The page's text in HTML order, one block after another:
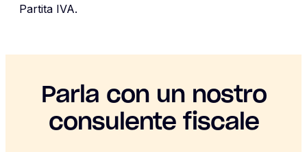
Partita IVA.
Parla con un nostro
consulente fiscale